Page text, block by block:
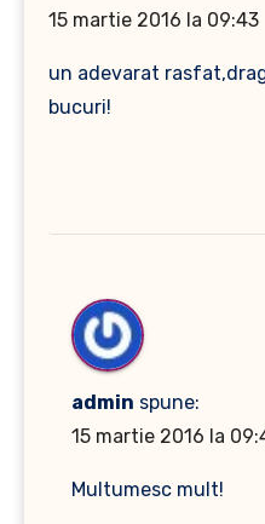
15 martie 2016 la 09:43
un adevarat
bucuri!
admin spune:
15 martie 2016 la
Multumesc mult!